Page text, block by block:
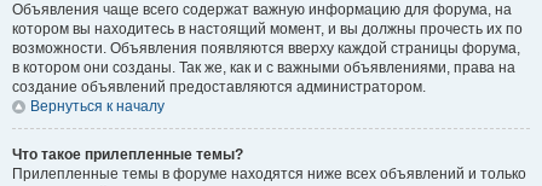
Объявления чаще всего содержат важную информацию для форума, на
котором вы находитесь в настоящий момент, и вы должны прочесть их по
возможности. Объявления появляются вверху каждой страницы форума,
в котором они созданы. Так же, как и с важными объявлениями, права на
создание объявлений предоставляются администратором.
Вернуться к началу
Что такое прилепленные темы?
Прилепленные темы в форуме находятся ниже всех объявлений и только